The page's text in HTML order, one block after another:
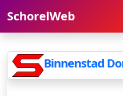
SchorelWeb
Binnenstad